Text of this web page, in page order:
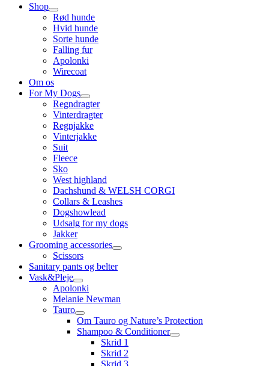
Shop
Rød hunde
Hvid hunde
Sorte hunde
Falling fur
Apolonki
Wirecoat
Om os
For My Dogs
Regndragter
Vinterdragter
Regnjakke
Vinterjakke
Suit
Fleece
Sko
West highland
Dachshund & WELSH CORGI
Collars & Leashes
Dogshowlead
Udsalg for my dogs
Jakker
Grooming accessories
Scissors
Sanitary pants og belter
Vask&Pleje
Apolonki
Melanie Newman
Tauro
Om Tauro og Nature’s Protection
Shampoo & Conditioner
Skrid 1
Skrid 2
Skrid 3